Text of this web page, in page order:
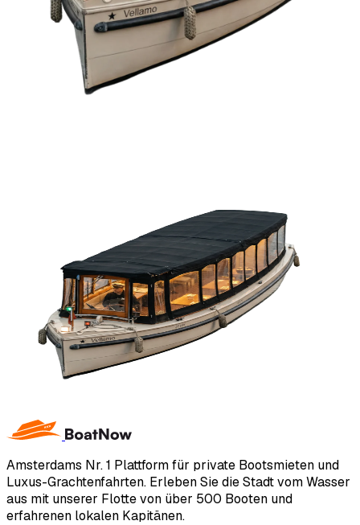
Amsterdams Nr. 1 Plattform für private Bootsmieten und
Luxus-Grachtenfahrten. Erleben Sie die Stadt vom Wasser
aus mit unserer Flotte von über 500 Booten und
erfahrenen lokalen Kapitänen.